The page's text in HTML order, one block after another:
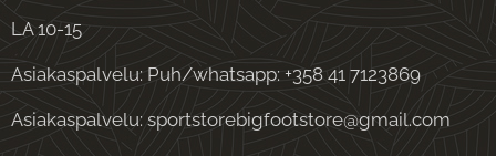
LA 10-15
Asiakaspalvelu: Puh/whatsapp: +358 41 7123869
Asiakaspalvelu: sportstorebigfootstore@gmail.com